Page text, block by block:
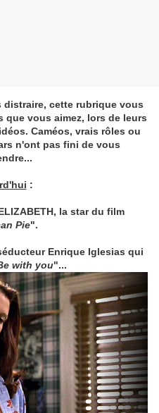
cette rubrique vous
que vous aimez, lors de leurs
Caméos, vrais rôles ou
n'ont pas fini de vous
:
la star du film
Pie".
Enrique Iglesias qui
with you"...